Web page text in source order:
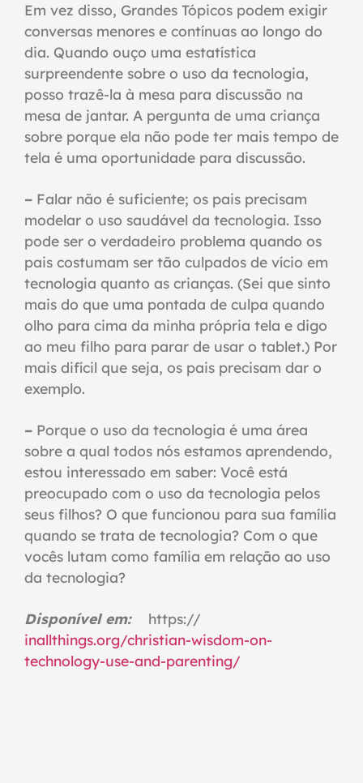
Em vez disso, Grandes Tópicos podem exigir
conversas menores e contínuas ao longo do
dia. Quando ouço uma estatística
surpreendente sobre o uso da tecnologia,
posso trazê-la à mesa para discussão na
mesa de jantar. A pergunta de uma criança
sobre porque ela não pode ter mais tempo de
tela é uma oportunidade para discussão.
– Falar não é suficiente; os pais precisam
modelar o uso saudável da tecnologia. Isso
pode ser o verdadeiro problema quando os
pais costumam ser tão culpados de vício em
tecnologia quanto as crianças. (Sei que sinto
mais do que uma pontada de culpa quando
olho para cima da minha própria tela e digo
ao meu filho para parar de usar o tablet.) Por
mais difícil que seja, os pais precisam dar o
exemplo.
– Porque o uso da tecnologia é uma área
sobre a qual todos nós estamos aprendendo,
estou interessado em saber: Você está
preocupado com o uso da tecnologia pelos
seus filhos? O que funcionou para sua família
quando se trata de tecnologia? Com o que
vocês lutam como família em relação ao uso
da tecnologia?
Disponível em:
https://
inallthings.org/christian-wisdom-on-
technology-use-and-parenting/